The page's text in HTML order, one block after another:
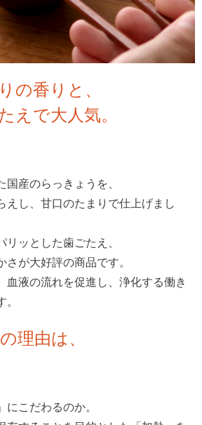
の香りと、
えで大人気。
産のらっきょうを、
えし、甘口のたまりで仕上げまし
ッとした歯ごたえ、
が大好評の商品です。
血液の流れを促進し、浄化する働き
理由は、
にこだわるのか。